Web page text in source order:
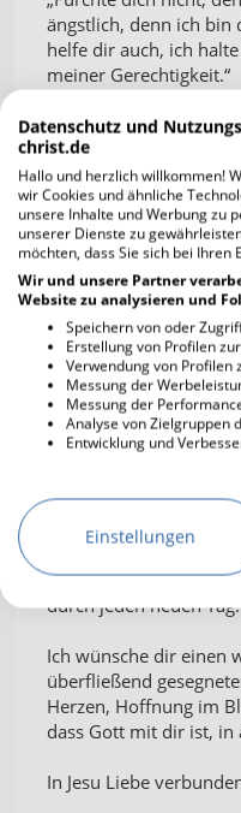
ängstlich, denn ich bin
helfe dir auch, ich
meiner Gerechtigkeit.“
Das ist seine Zusage.
wirst – sondern dass
Gott verlässt dich
ist. Er bleibt, wenn du
du selbst nicht mehr
manchmal – so wie
Rückblick, dass Gott
hindurchgetragen hat.
Darum: Auch wenn
die Kontrolle verlierst
Gott hält dich fest.
Wort. Gott hat es. Und
Du bist nicht allein.
Gott steht über deiner
durch jeden neuen Tag.
Ich wünsche dir einen
überfließend
Herzen, Hoffnung im
dass Gott mit dir ist, in
In Jesu Liebe
Datenschutz und
christ.de
Hallo und herzlich willkommen!
wir Cookies und ähnliche
unsere Inhalte und Werbung zu
unserer Dienste zu
möchten, dass Sie sich bei Ihren
Wir und unsere Partner
Website zu analysieren und
Speichern von oder
Erstellung von Profilen
Verwendung von Profilen
Messung der
Messung der
Analyse von Zielgruppen
Entwicklung und
Einstellungen